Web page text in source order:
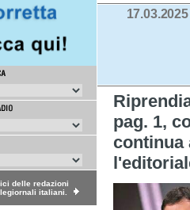
delle redazioni
italiani.
17.03.2025
pag. 1,
continua